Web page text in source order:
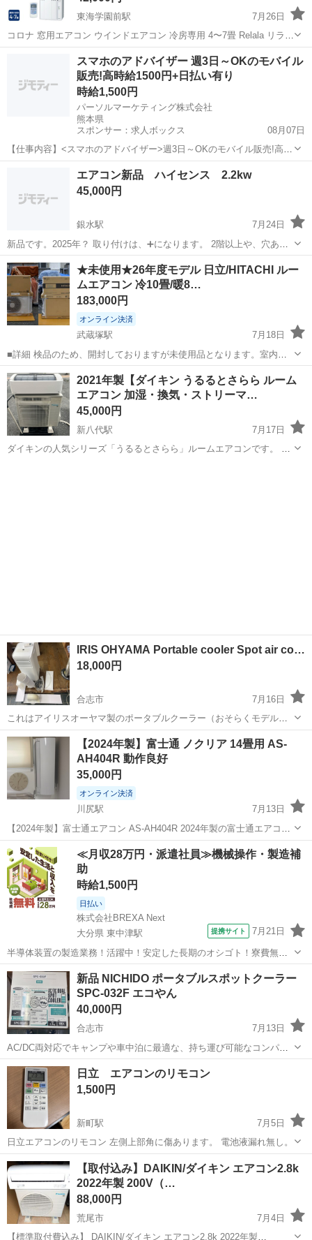
東海学園前駅
7月26日
コロナ 窓用エアコン ウインドエアコン 冷房専用 4〜7畳 Relala リララ
シェルホワイト CW-1626R 2026/7/25購入、届きましたが付属の窓枠
がうちの窓に合わず(窓が上と下で構造が違い、特殊でアタッチメ...
東海学園前駅 季節、空調家電
スマホのアドバイザー 週3日～OKのモバイル
販売!高時給1500円+日払い有り
時給1,500円
パーソルマーケティング株式会社
熊本県
スポンサー：求人ボックス
08月07日
【仕事内容】<スマホのアドバイザー>週3日～OKのモバイル販売!高時
給1500円+日払い有り! ・大手キャリアでスマホ販売 ・土日+平日1日
の週3日～OK! ・時給1500円+日払い有り ・Wワーク勤務も大歓迎! ・
フォロー体制は...
エアコン新品 ハイセンス 2.2kw
45,000円
銀水駅
7月24日
新品です。2025年？ 取り付けは、➕になります。 2階以上や、穴あ
け、その他、ご相談ください。 ガスあります。
熊本 玉名郡 銀水駅 季節、空調家電 ハイセンス
★未使用★26年度モデル 日立/HITACHI ルー
ムエアコン 冷10畳/暖8…
183,000円
オンライン決済
武蔵塚駅
7月18日
■詳細 検品のため、開封しておりますが未使用品となります。室内機
の片側の発泡スチロールが割れております。内容品には問題ございま
せん。取付等は専門の業者様へご依頼くださいませ。 熊本市内でした
ら取付工事は別途16,50...
熊本 熊本市 武蔵塚駅 季節、空調家電 冷房
2021年製【ダイキン うるるとさらら ルーム
エアコン 加湿・換気・ストリーマ…
45,000円
新八代駅
7月17日
ダイキンの人気シリーズ「うるるとさらら」ルームエアコンです。 加
IRIS OHYAMA Portable cooler Spot air co…
18,000円
合志市
7月16日
これはアイリスオーヤマ製のポータブルクーラー（おそらくモデル
「IPA-2221G」）で、スタイリッシュな白いタワー型デザインが特徴
です。床置き型のスポットクーラー兼エアコンとして機能し、冷房と
除湿の両方の機能を備えています。...
熊本 合志市 季節、空調家電
【2024年製】富士通 ノクリア 14畳用 AS-
AH404R 動作良好
35,000円
オンライン決済
川尻駅
7月13日
【2024年製】富士通エアコン AS-AH404R 2024年製の富士通エアコン
です。 動作良好で、使用しております。 運搬・取り付け費用は購入者
様負担でお願いいたします。 現状渡しとなりますので、ご理解いただ
ける方のみ...
熊本 熊本市 川尻駅 季節、空調家電
≪月収28万円・派遣社員≫機械操作・製造補
助
時給1,500円
日払い
株式会社BREXA Next
大分県 東中津駅
提携サイト 7月21日
半導体装置の製造業務！活躍中！安定した長期のオシゴト！寮費無料
★赴任旅費会社負担◎20代～40代の男性活躍中★未経験活躍中！高時
給1,500円！《大分県中津市》 人気の工場のお仕事 ◇半導体装置内部
のシート製造◇ ＊クリー...
大分 中津市 東中津駅 その他
新品 NICHIDO ポータブルスポットクーラー
SPC-032F エコやん
40,000円
合志市
7月13日
AC/DC両対応でキャンプや車中泊に最適な、持ち運び可能なコンパク
トスポットクーラーです。 - ブランド: NICHIDO（日動工業） - モデル
名: SPC-032F（エコやん） - 電源: AC100V / DC24V...
熊本 合志市 季節、空調家電
日立 エアコンのリモコン
1,500円
新町駅
7月5日
日立エアコンのリモコン 左側上部角に傷あります。 電池液漏れ無し。
熊本 熊本市 新町駅 季節、空調家電
【取付込み】DAIKIN/ダイキン エアコン2.8k
2022年製 200V（…
88,000円
荒尾市
7月4日
【標準取付費込み】 DAIKIN/ダイキン エアコン2.8k 2022年製